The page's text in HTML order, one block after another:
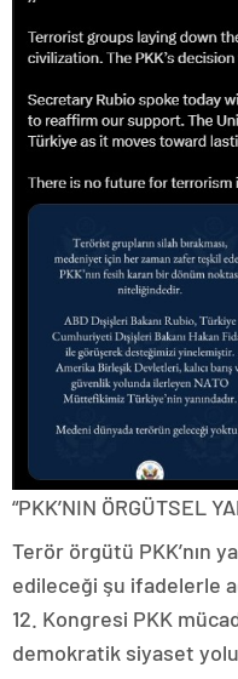
“PKK’NIN ÖRGÜTSEL
Terör örgütü PKK’nın
edileceği şu ifadelerle
12. Kongresi PKK
demokratik siyaset